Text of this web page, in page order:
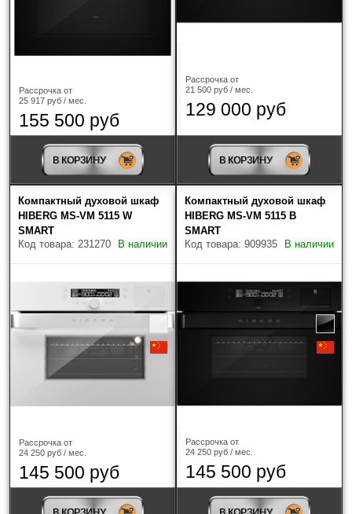
Цвет ?
Высота прибора
Объем духовки
Очистка духовки
Страна-производитель
Рассрочка от
25 917 руб / мес.
155 500 руб
В КОРЗИНУ
Рассрочка от
21 500 руб / мес.
129 000 руб
В КОРЗИНУ
Компактный духовой шкаф
HIBERG MS-VM 5115 W
SMART
Код товара: 231270
В наличии
Рассрочка от
24 250 руб / мес.
145 500 руб
Компактный духовой шкаф
HIBERG MS-VM 5115 B
SMART
Код товара: 909935
В наличии
Рассрочка от
24 250 руб / мес.
145 500 руб